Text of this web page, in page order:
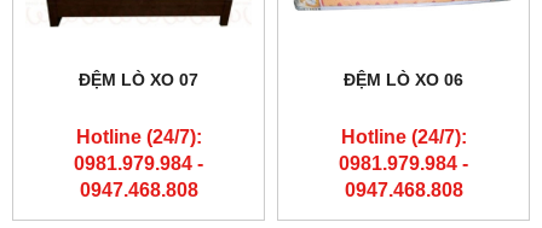
ĐỆM LÒ XO 07
Hotline (24/7):
0981.979.984 -
0947.468.808
ĐỆM LÒ XO 06
Hotline (24/7):
0981.979.984 -
0947.468.808